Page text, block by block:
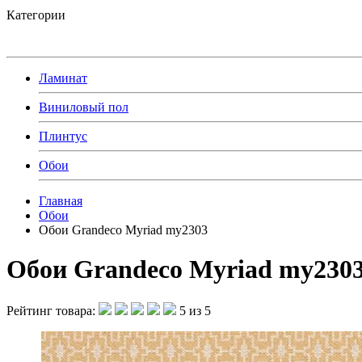
Категории
Ламинат
Виниловый пол
Плинтус
Обои
Главная
Обои
Обои Grandeco Myriad my2303
Обои Grandeco Myriad
Рейтинг товара: 5 из 5